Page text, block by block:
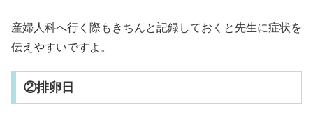
産婦人科へ行く際もきちんと記録しておくと先生に症状を
伝えやすいですよ。
②排卵日